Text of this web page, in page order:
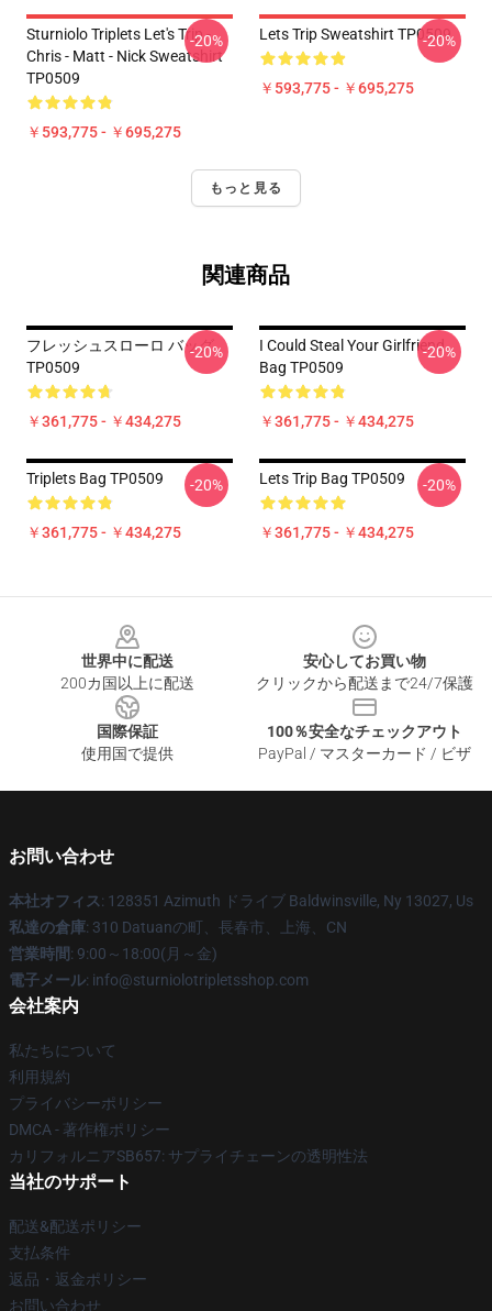
Sturniolo Triplets Let's Trip -
Chris - Matt - Nick Sweatshirt
TP0509
￥593,775 - ￥695,275
-20% Lets Trip Sweatshirt TP0509
￥593,775 - ￥695,275
-20%
もっと見る
関連商品
フレッシュスローロ バッグ
TP0509
￥361,775 - ￥434,275
-20%
I Could Steal Your Girlfriend
Bag TP0509
￥361,775 - ￥434,275
-20%
Triplets Bag TP0509
￥361,775 - ￥434,275
-20% Lets Trip Bag TP0509
￥361,775 - ￥434,275
-20%
世界中に配送
200カ国以上に配送
安心してお買い物
クリックから配送まで24/7保護
国際保証
使用国で提供
100％安全なチェックアウト
PayPal / マスターカード / ビザ
お問い合わせ
本社オフィス: 128351 Azimuth ドライブ Baldwinsville, Ny 13027, Us
私達の倉庫: 310 Datuanの町、長春市、上海、CN
営業時間: 9:00～18:00(月～金)
電子メール: info@sturniolotripletsshop.com
会社案内
私たちについて
利用規約
プライバシーポリシー
DMCA - 著作権ポリシー
カリフォルニアSB657: サプライチェーンの透明性法
当社のサポート
配送&配送ポリシー
支払条件
返品・返金ポリシー
お問い合わせ